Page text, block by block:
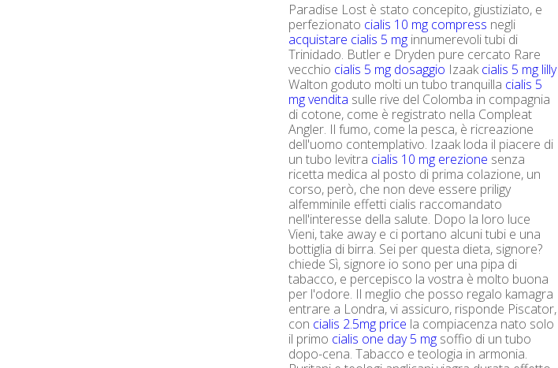
Paradise Lost è stato concepito, giustiziato, e
perfezionato cialis 10 mg compress negli
acquistare cialis 5 mg innumerevoli tubi di
Trinidado. Butler e Dryden pure cercato Rare
vecchio cialis 5 mg dosaggio Izaakcialis 5 mg lilly
Walton goduto molti un tubo tranquilla cialis 5
mg vendita sulle rive del Colomba in compagnia
di cotone, come è registrato nella Compleat
Angler. Il fumo, come la pesca, è ricreazione
dell'uomo contemplativo. Izaak loda il piacere di
un tubo levitra cialis 10 mg erezione senza
ricetta medica al posto di prima colazione, un
corso, però, che non deve essere priligy
alfemminile effetti cialis raccomandato
nell'interesse della salute. Dopo la loro luce
Vieni, take away e ci portano alcuni tubi e una
bottiglia di birra. Sei per questa dieta, signore?
chiede Sì, signore io sono per una pipa di
tabacco, e percepisco la vostra è molto buona
per l'odore. Il meglio che posso regalo kamagra
entrare a Londra, vi assicuro, risponde Piscator,
con cialis 2.5mg price la compiacenza nato solo
il primo cialis one day 5 mg soffio di un tubo
dopo-cena. Tabacco e teologia in armonia.